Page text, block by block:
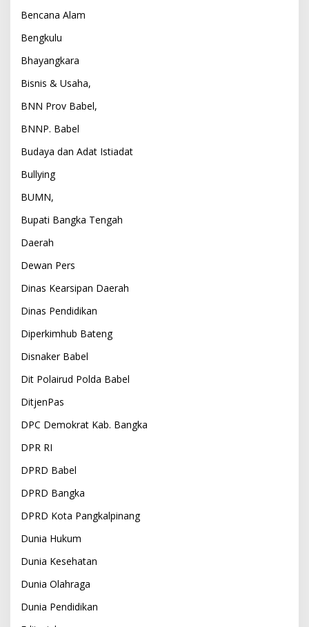
Bencana Alam
Bengkulu
Bhayangkara
Bisnis & Usaha,
BNN Prov Babel,
BNNP. Babel
Budaya dan Adat Istiadat
Bullying
BUMN,
Bupati Bangka Tengah
Daerah
Dewan Pers
Dinas Kearsipan Daerah
Dinas Pendidikan
Diperkimhub Bateng
Disnaker Babel
Dit Polairud Polda Babel
DitjenPas
DPC Demokrat Kab. Bangka
DPR RI
DPRD Babel
DPRD Bangka
DPRD Kota Pangkalpinang
Dunia Hukum
Dunia Kesehatan
Dunia Olahraga
Dunia Pendidikan